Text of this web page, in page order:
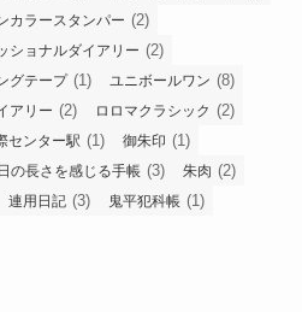
カラースタンパー (2)
ショナルダイアリー (2)
グテープ(1) ユニボールワン (8)
アリー (2) ロロマクラシック (2)
センター駅 (1) 御朱印 (1)
日の長さを感じる手帳 (3) 朱肉 (2)
連用日記 (3) 鬼平犯科帳 (1)